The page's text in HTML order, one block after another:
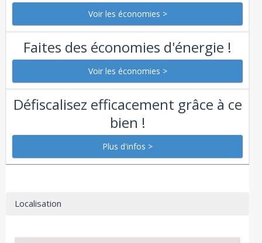
Faites des économies d'énergie !
Défiscalisez efficacement grâce à ce
bien !
Localisation